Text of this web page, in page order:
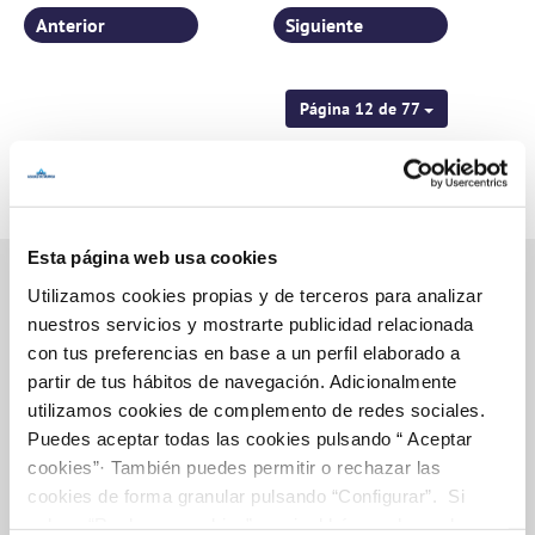
Esta página web usa cookies
Utilizamos cookies propias y de terceros para analizar
nuestros servicios y mostrarte publicidad relacionada
con tus preferencias en base a un perfil elaborado a
partir de tus hábitos de navegación. Adicionalmente
utilizamos cookies de complemento de redes sociales.
Puedes aceptar todas las cookies pulsando “ Aceptar
cookies”· También puedes permitir o rechazar las
cookies de forma granular pulsando “Configurar”. Si
Página 12 de 77
Anterior Siguiente
Inicio
Gestiones Online